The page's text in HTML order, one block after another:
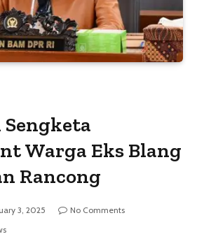
Sengketa
Warga Eks Blang
Rancong
3, 2025
No Comments